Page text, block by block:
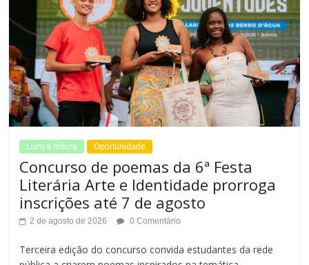
Livro e leitura Oportunidade
Concurso de poemas da 6ª Festa
Literária Arte e Identidade prorroga
inscrições até 7 de agosto
2 de agosto de 2026 0 Comentário
Terceira edição do concurso convida estudantes da rede